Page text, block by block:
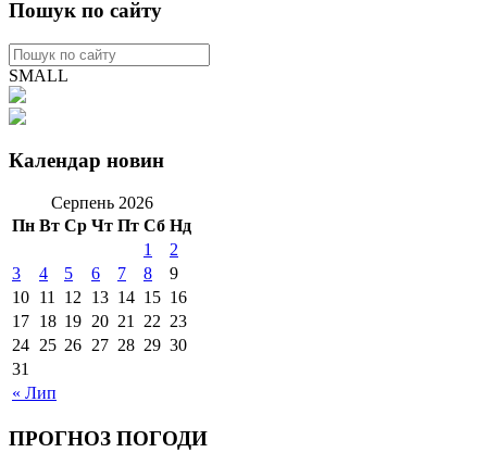
Пошук по сайту
SMALL
Календар новин
Серпень 2026
Пн Вт Ср Чт Пт Сб Нд
« Лип
1
2
3
4 5 6 7 8
9
10 11 12 13 14 15 16
17 18 19 20 21 22 23
24 25 26 27 28 29 30
31
ПРОГНОЗ ПОГОДИ